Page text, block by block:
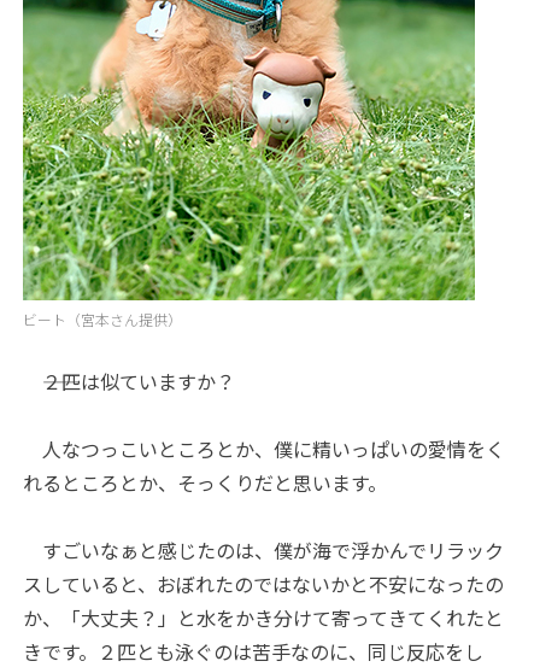
ビート（宮本さん提供）
――２匹は似ていますか？
人なつっこいところとか、僕に精いっぱいの愛情をく
れるところとか、そっくりだと思います。
すごいなぁと感じたのは、僕が海で浮かんでリラック
スしていると、おぼれたのではないかと不安になったの
か、「大丈夫？」と水をかき分けて寄ってきてくれたと
きです。２匹とも泳ぐのは苦手なのに、同じ反応をし